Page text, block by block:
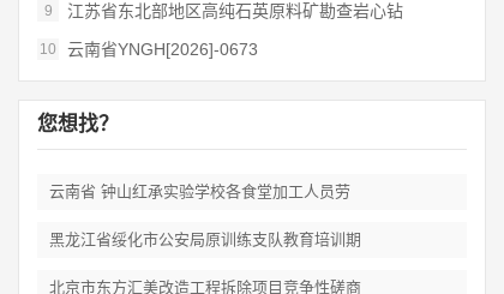
9 江苏省东北部地区高纯石英原料矿勘查岩心钻
10 云南省YNGH[2026]-0673
您想找？
云南省 钟山红承实验学校各食堂加工人员劳
黑龙江省绥化市公安局原训练支队教育培训期
北京市东方汇美改造工程拆除项目竞争性磋商